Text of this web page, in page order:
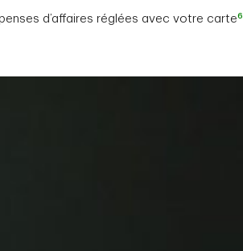
d’affaires réglées avec votre carte6